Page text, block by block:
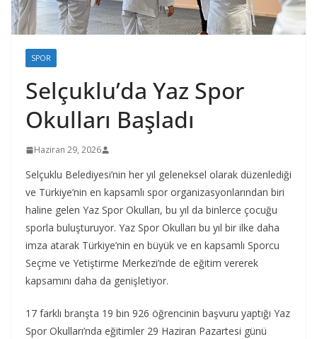
SPOR
Selçuklu’da Yaz Spor
Okulları Başladı
Haziran 29, 2026
Selçuklu Belediyesi’nin her yıl geleneksel olarak düzenlediği
ve Türkiye’nin en kapsamlı spor organizasyonlarından biri
haline gelen Yaz Spor Okulları, bu yıl da binlerce çocuğu
sporla buluşturuyor. Yaz Spor Okulları bu yıl bir ilke daha
imza atarak Türkiye’nin en büyük ve en kapsamlı Sporcu
Seçme ve Yetiştirme Merkezi’nde de eğitim vererek
kapsamını daha da genişletiyor.
17 farklı branşta 19 bin 926 öğrencinin başvuru yaptığı Yaz
Spor Okulları’nda eğitimler 29 Haziran Pazartesi günü